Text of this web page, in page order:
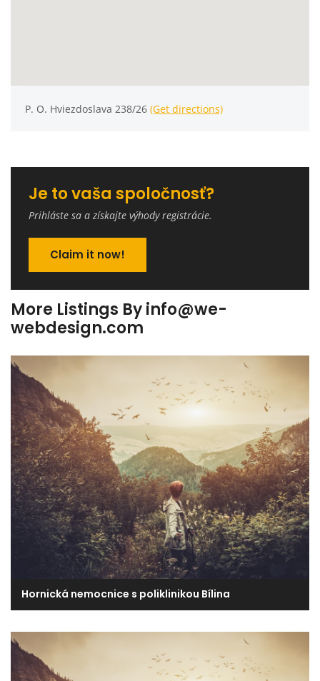
P. O. Hviezdoslava 238/26 (Get directions)
Je to vaša spoločnosť?
Prihláste sa a získajte výhody registrácie.
Claim it now!
More Listings By info@we-
webdesign.com
Hornická nemocnice s poliklinikou Bílina